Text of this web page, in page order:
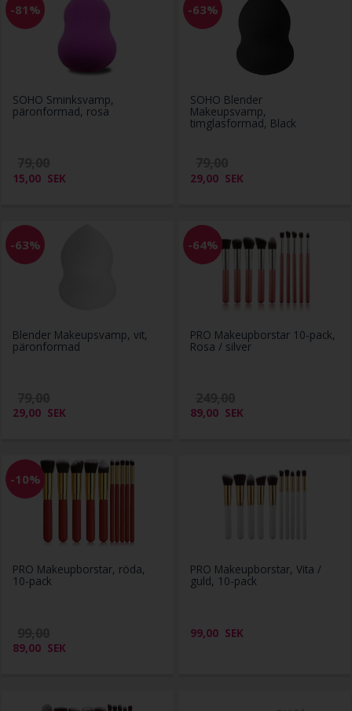
-81%
SOHO Sminksvamp,
päronformad, rosa
15,00 SEK
-63%
SOHO Blender
Makeupsvamp,
timglasformad, Black
29,00 SEK
-63%
Blender Makeupsvamp, vit,
päronformad
29,00 SEK
-64%
PRO Makeupborstar 10-pack,
Rosa / silver
89,00 SEK
-10%
PRO Makeupborstar, röda,
10-pack
89,00 SEK
PRO Makeupborstar, Vita /
guld, 10-pack
99,00 SEK